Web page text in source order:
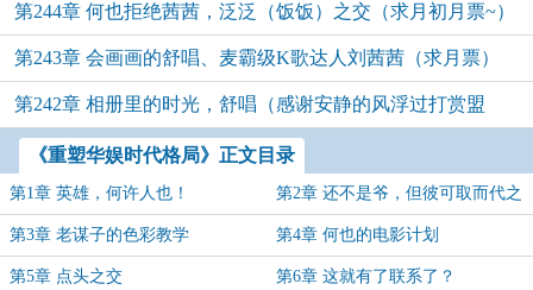
第244章 何也拒绝茜茜，泛泛（饭饭）之交（求月初月票~）
第243章 会画画的舒唱、麦霸级K歌达人刘茜茜（求月票）
第242章 相册里的时光，舒唱（感谢安静的风浮过打赏盟
《重塑华娱时代格局》正文目录
第1章 英雄，何许人也！ 第2章 还不是爷，但彼可取而代之
第3章 老谋子的色彩教学 第4章 何也的电影计划
第5章 点头之交 第6章 这就有了联系了？